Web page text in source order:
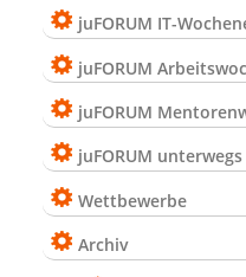
juFORUM IT-
juFORUM
juFORUM
juFORUM unterwegs
Wettbewerbe
Archiv